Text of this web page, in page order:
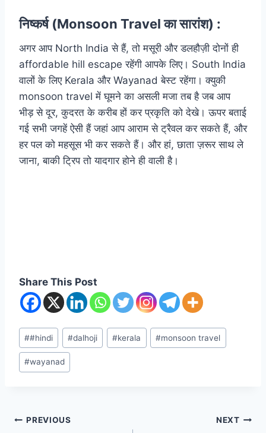
निष्कर्ष (Monsoon Travel का सारांश) :
अगर आप North India से हैं, तो मसूरी और डलहौज़ी दोनों ही
affordable hill escape रहेंगी आपके लिए। South India
वालों के लिए Kerala और Wayanad बेस्ट रहेंगा। क्युकी
monsoon travel में घूमने का असली मजा तब है जब आप
भीड़ से दूर, कुदरत के करीब हों कर प्रकृति को देखे। ऊपर बताई
गई सभी जगहें ऐसी हैं जहां आप आराम से ट्रैवल कर सकते हैं, और
हर पल को महसूस भी कर सकते हैं। और हां, छाता ज़रूर साथ ले
जाना, बाकी ट्रिप तो यादगार होने ही वाली है।
Share This Post
##hindi #dalhoji #kerala #monsoon travel
#wayanad
PREVIOUS NEXT